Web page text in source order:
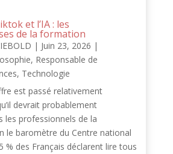
et l’IA : les
de la formation
| Juin 23, 2026 |
, Responsable de
, Technologie
est passé relativement
devrait probablement
les professionnels de la
le baromètre du Centre national
% des Français déclarent lire tous